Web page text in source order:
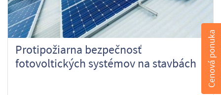
Protipožiarna bezpečnosť
fotovoltických systémov na stavbách
Cenová ponuka